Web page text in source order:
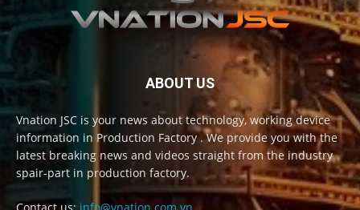
ABOUT US
Vnation JSC is your news about technology, working device
information in Production Factory . We provide you with the
latest breaking news and videos straight from the industry
spair-part in production factory.